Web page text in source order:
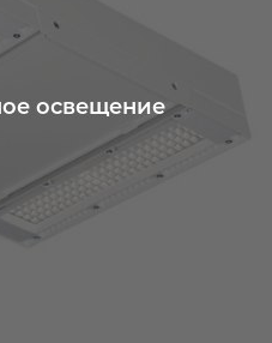
освещение